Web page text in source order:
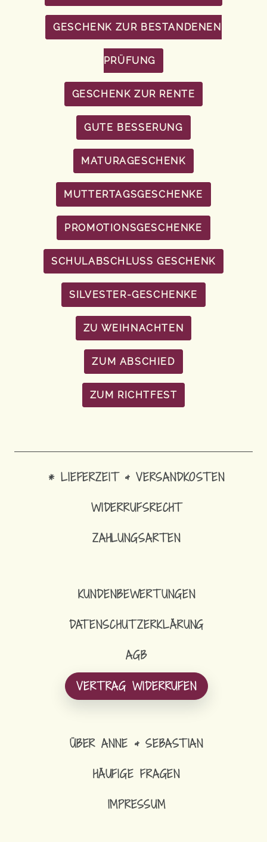
GESCHENK ZUR BESTANDENEN
PRÜFUNG
GESCHENK ZUR RENTE
GUTE BESSERUNG
MATURAGESCHENK
MUTTERTAGSGESCHENKE
PROMOTIONSGESCHENKE
SCHULABSCHLUSS GESCHENK
SILVESTER-GESCHENKE
ZU WEIHNACHTEN
ZUM ABSCHIED
ZUM RICHTFEST
* LIEFERZEIT & VERSANDKOSTEN
WIDERRUFSRECHT
ZAHLUNGSARTEN
KUNDENBEWERTUNGEN
DATENSCHUTZERKLÄRUNG
AGB
VERTRAG WIDERRUFEN
ÜBER ANNE & SEBASTIAN
HÄUFIGE FRAGEN
IMPRESSUM